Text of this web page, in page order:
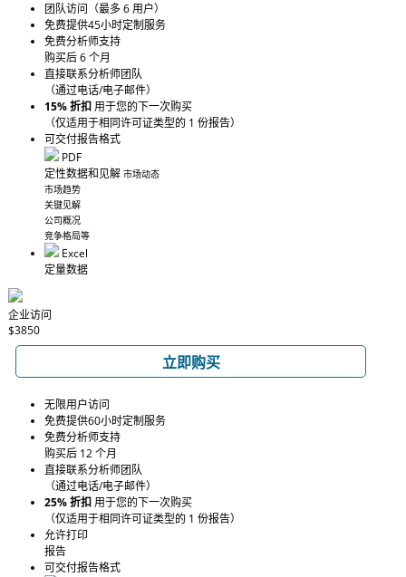
团队访问（最多 6 用户）
免费提供45小时定制服务
免费分析师支持
购买后 6 个月
直接联系分析师团队
（通过电话/电子邮件）
15% 折扣用于您的下一次购买
（仅适用于相同许可证类型的 1 份报告）
可交付报告格式
PDF
定性数据和见解 市场动态
市场趋势
关键见解
公司概况
竞争格局等
Excel
定量数据
企业访问
$3850
立即购买
无限用户访问
免费提供60小时定制服务
免费分析师支持
购买后 12 个月
直接联系分析师团队
（通过电话/电子邮件）
25% 折扣用于您的下一次购买
（仅适用于相同许可证类型的 1 份报告）
允许打印
报告
可交付报告格式